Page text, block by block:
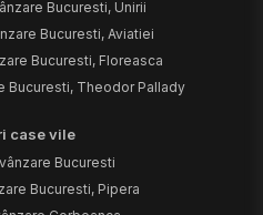
Bucuresti, Unirii
Bucuresti, Aviatiei
Bucuresti, Floreasca
Bucuresti, Theodor Pallady
case vile
Bucuresti
Bucuresti, Pipera